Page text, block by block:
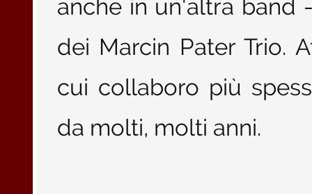
anche in un'altra band
dei Marcin Pater Trio.
cui collaboro più
da molti, molti anni.